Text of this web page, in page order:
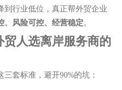
到行业低位，真正帮外贸企业
、风险可控、经营稳定。
人选离岸服务商的
三套标准，避开90%的坑：